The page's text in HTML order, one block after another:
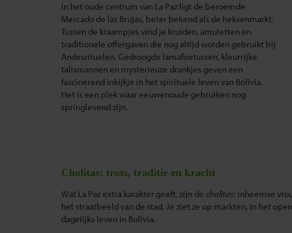
In het oude centrum van La Paz ligt de beroemde
Mercado de las Brujas, beter bekend als de heksenmarkt.
Tussen de kraampjes vind je kruiden, amuletten en
traditionele offergaven die nog altijd worden gebruikt bij
Andesrituelen. Gedroogde lamafoetussen, kleurrijke
talismannen en mysterieuze drankjes geven een
fascinerend inkijkje in het spirituele leven van Bolivia.
Het is een plek waar eeuwenoude gebruiken nog
springlevend zijn.
Cholitas: trots, traditie en kracht
Wat La Paz extra karakter geeft, zijn de cholitas: inheemse
het straatbeeld van de stad. Je ziet ze op markten, in het
dagelijks leven in Bolivia.